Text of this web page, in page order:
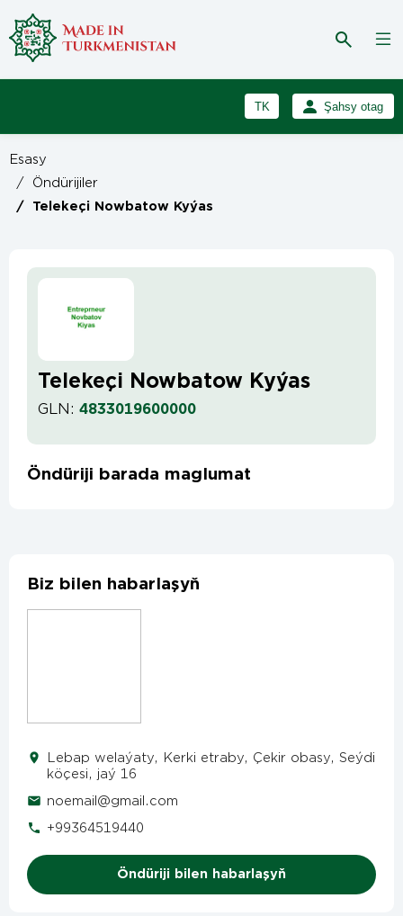
TK
RU
Şahsy otag
Esasy
/
Öndürijiler
/ Telekeçi Nowbatow Kyýas
Telekeçi Nowbatow Kyýas
GLN: 4833019600000
Öndüriji barada maglumat
Biz bilen habarlaşyň
Lebap welaýaty, Kerki etraby, Çekir obasy, Seýdi
köçesi, jaý 16
noemail@gmail.com
+99364519440
Öndüriji bilen habarlaşyň